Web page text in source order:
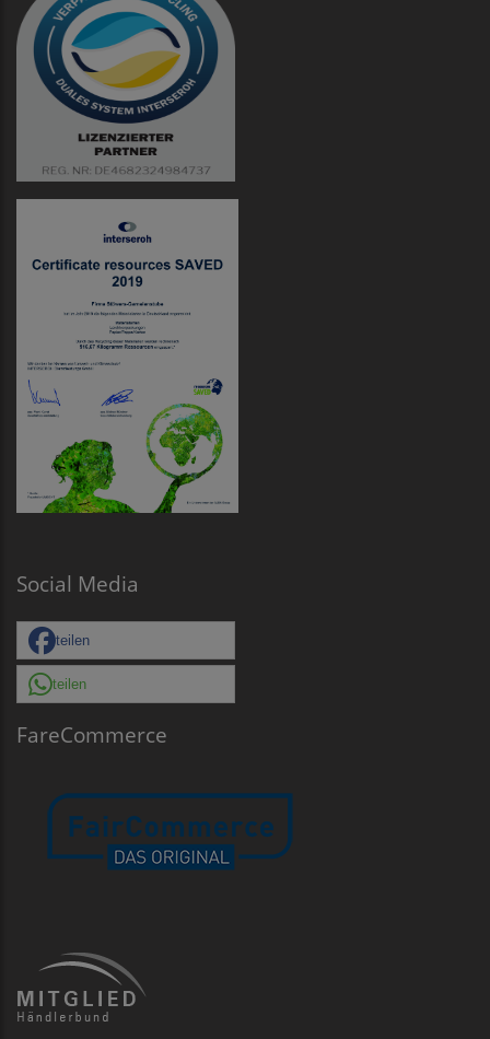
Social Media
teilen
teilen
FareCommerce